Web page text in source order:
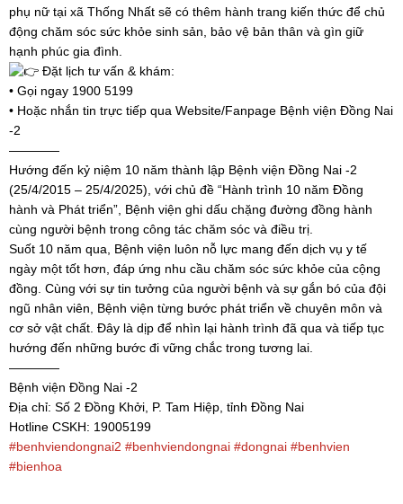
phụ nữ tại xã Thống Nhất sẽ có thêm hành trang kiến thức để chủ
động chăm sóc sức khỏe sinh sản, bảo vệ bản thân và gìn giữ
hạnh phúc gia đình.
Đặt lịch tư vấn & khám:
• Gọi ngay 1900 5199
• Hoặc nhắn tin trực tiếp qua Website/Fanpage Bệnh viện Đồng Nai
-2
————
Hướng đến kỷ niệm 10 năm thành lập Bệnh viện Đồng Nai -2
(25/4/2015 – 25/4/2025), với chủ đề “Hành trình 10 năm Đồng
hành và Phát triển”, Bệnh viện ghi dấu chặng đường đồng hành
cùng người bệnh trong công tác chăm sóc và điều trị.
Suốt 10 năm qua, Bệnh viện luôn nỗ lực mang đến dịch vụ y tế
ngày một tốt hơn, đáp ứng nhu cầu chăm sóc sức khỏe của cộng
đồng. Cùng với sự tin tưởng của người bệnh và sự gắn bó của đội
ngũ nhân viên, Bệnh viện từng bước phát triển về chuyên môn và
cơ sở vật chất. Đây là dịp để nhìn lại hành trình đã qua và tiếp tục
hướng đến những bước đi vững chắc trong tương lai.
————
Bệnh viện Đồng Nai -2
Địa chỉ: Số 2 Đồng Khởi, P. Tam Hiệp, tỉnh Đồng Nai
Hotline CSKH: 19005199
#benhviendongnai2 #benhviendongnai #dongnai #benhvien
#bienhoa